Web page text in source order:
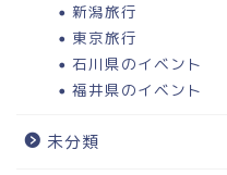
新潟旅行
東京旅行
石川県のイベント
福井県のイベント
未分類